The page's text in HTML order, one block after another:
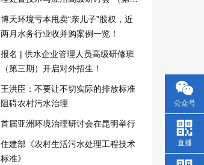
一届）邀请函暨征稿启事
博天环境亏本甩卖“亲儿子”股权，近
两月水务行业收并购案例一览！
报名 | 供水企业管理人员高级研修班
（第三期）开启对外招生！
王洪臣：不要让不切实际的排放标准
阻碍农村污水治理
首届亚洲环境治理研讨会在昆明举行
住建部《农村生活污水处理工程技术
标准》
公众号
直播